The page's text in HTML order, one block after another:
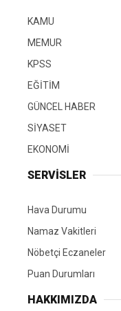
KAMU
MEMUR
KPSS
EĞİTİM
GÜNCEL HABER
SİYASET
EKONOMİ
SERVİSLER
Hava Durumu
Namaz Vakitleri
Nöbetçi Eczaneler
Puan Durumları
HAKKIMIZDA